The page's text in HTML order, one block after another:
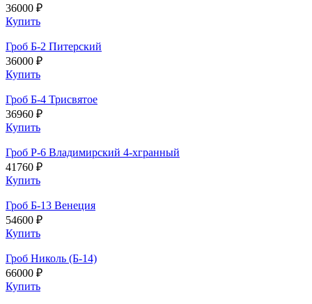
36000 ₽
Купить
Гроб Б-2 Питерский
36000 ₽
Купить
Гроб Б-4 Трисвятое
36960 ₽
Купить
Гроб Р-6 Владимирский 4-хгранный
41760 ₽
Купить
Гроб Б-13 Венеция
54600 ₽
Купить
Гроб Николь (Б-14)
66000 ₽
Купить